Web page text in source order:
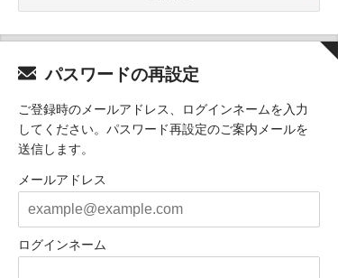
パスワードの再設定
ご登録時のメールアドレス、ログインネームを入力
してください。パスワード再設定のご案内メールを
送信します。
メールアドレス
ログインネーム